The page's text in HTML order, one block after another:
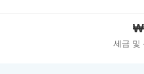
세금 및